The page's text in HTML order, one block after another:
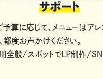
サポート
予算に応じて、メニューはア
都度お声かけください。
全般/スポットでLP制作/SNS